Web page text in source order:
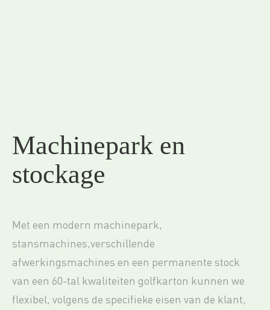
Machinepark en
stockage
Met een modern machinepark,
stansmachines,verschillende
afwerkingsmachines en een permanente stock
van een 60-tal kwaliteiten golfkarton kunnen we
flexibel, volgens de specifieke eisen van de klant,